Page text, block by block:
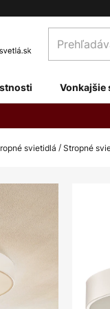
obchod
Vonkajšie
svietidlá Stropné